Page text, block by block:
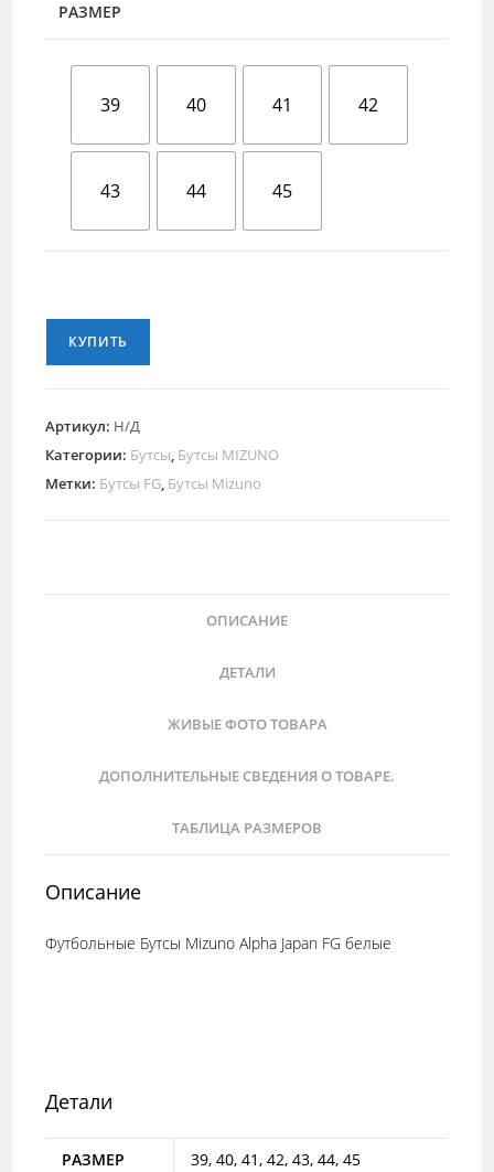
РАЗМЕР
39 40 41 42
43 44 45
КУПИТЬ
Артикул: Н/Д
Категории: Бутсы, Бутсы MIZUNO
Метки: Бутсы FG, Бутсы Mizuno
ОПИСАНИЕ
ДЕТАЛИ
ЖИВЫЕ ФОТО ТОВАРА
ДОПОЛНИТЕЛЬНЫЕ СВЕДЕНИЯ О ТОВАРЕ.
ТАБЛИЦА РАЗМЕРОВ
Описание
Футбольные Бутсы Mizuno Alpha Japan FG белые
Детали
РАЗМЕР 39, 40, 41, 42, 43, 44, 45